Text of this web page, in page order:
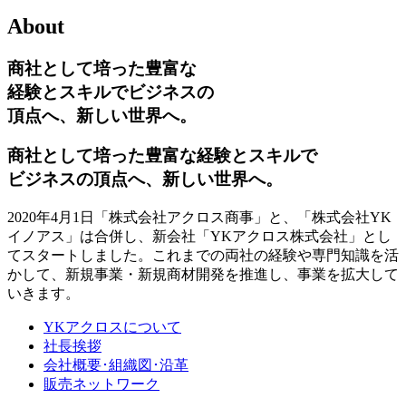
About
商社として培った豊富な
経験とスキルでビジネスの
頂点へ、新しい世界へ。
商社として培った豊富な経験とスキルで
ビジネスの頂点へ、新しい世界へ。
2020年4月1日「株式会社アクロス商事」と、「株式会社YK
イノアス」は合併し、新会社「YKアクロス株式会社」とし
てスタートしました。これまでの両社の経験や専門知識を活
かして、新規事業・新規商材開発を推進し、事業を拡大して
いきます。
YKアクロスについて
社長挨拶
会社概要･組織図･沿革
販売ネットワーク